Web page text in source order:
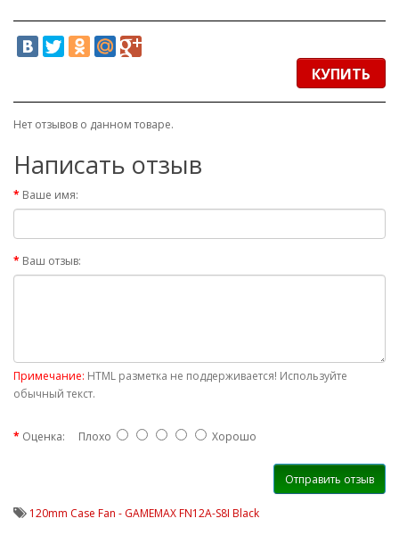
КУПИТЬ
Нет отзывов о данном товаре.
Написать отзыв
Ваше имя:
Ваш отзыв:
Примечание: HTML разметка не поддерживается! Используйте
обычный текст.
Оценка: Плохо Хорошо
Отправить отзыв
120mm Case Fan - GAMEMAX FN12A-S8I Black